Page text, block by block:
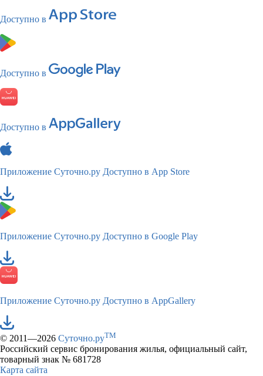
Доступно в
Доступно в
Доступно в
Приложение Суточно.ру Доступно в App Store
Приложение Суточно.ру Доступно в Google Play
Приложение Суточно.ру Доступно в AppGallery
© 2011—2026 Суточно.руTM
Российский сервис бронирования жилья, официальный сайт,
товарный знак № 681728
Карта сайта